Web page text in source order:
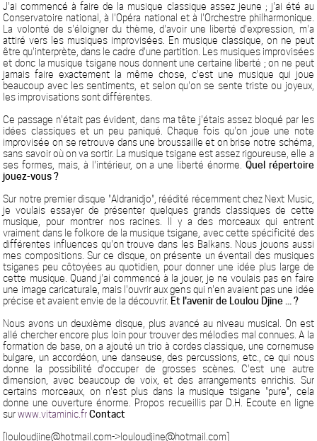
J'ai commencé à faire de la musique classique assez jeune ; j'ai été au
Conservatoire national, à l'Opéra national et à l'Orchestre philharmonique.
La volonté de s'éloigner du thème, d'avoir une liberté d'expression, m'a
attiré vers les musiques improvisées. En musique classique, on ne peut
être qu'interprète, dans le cadre d'une partition. Les musiques improvisées
et donc la musique tsigane nous donnent une certaine liberté ; on ne peut
jamais faire exactement la même chose, c'est une musique qui joue
beaucoup avec les sentiments, et selon qu'on se sente triste ou joyeux,
les improvisations sont différentes.
Ce passage n'était pas évident, dans ma tête j'étais assez bloqué par les
idées classiques et un peu paniqué. Chaque fois qu'on joue une note
improvisée on se retrouve dans une broussaille et on brise notre schéma,
sans savoir où on va sortir. La musique tsigane est assez rigoureuse, elle a
ses formes, mais, à l'intérieur, on a une liberté énorme. Quel répertoire
jouez-vous ?
Sur notre premier disque "Aldranidjo", réédité récemment chez Next Music,
je voulais essayer de présenter quelques grands classiques de cette
musique, pour montrer nos racines. Il y a des morceaux qui entrent
vraiment dans le folkore de la musique tsigane, avec cette spécificité des
différentes influences qu'on trouve dans les Balkans. Nous jouons aussi
mes compositions. Sur ce disque, on présente un éventail des musiques
tsiganes peu côtoyées au quotidien, pour donner une idée plus large de
cette musique. Quand j'ai commencé à la jouer, je ne voulais pas en faire
une image caricaturale, mais l'ouvrir aux gens qui n'en avaient pas une idée
précise et avaient envie de la découvrir. Et l'avenir de Loulou Djine ... ?
Nous avons un deuxième disque, plus avancé au niveau musical. On est
allé chercher encore plus loin pour trouver des mélodies mal connues. A la
formation de base, on a ajouté un trio à cordes classique, une cornemuse
bulgare, un accordéon, une danseuse, des percussions, etc., ce qui nous
donne la possibilité d'occuper de grosses scènes. C'est une autre
dimension, avec beaucoup de voix, et des arrangements enrichis. Sur
certains morceaux, on n'est plus dans la musique tsigane "pure", cela
donne une ouverture énorme. Propos recueillis par D.H. Ecoute en ligne
surwww.vitaminic.fr Contact
[louloudjine@hotmail.com->louloudjine@hotmail.com]